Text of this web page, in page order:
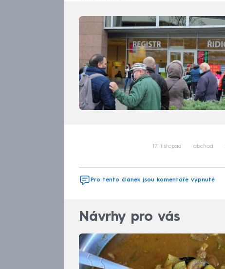
17. listopad obchod
Pro tento článek jsou komentáře vypnuté
Návrhy pro vás